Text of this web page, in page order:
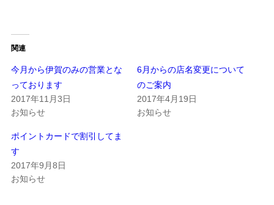
関連
今月から伊賀のみの営業とな
っております
2017年11月3日
お知らせ
6月からの店名変更について
のご案内
2017年4月19日
お知らせ
ポイントカードで割引してま
す
2017年9月8日
お知らせ